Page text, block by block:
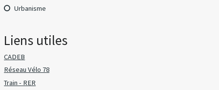
Urbanisme
Liens utiles
CADEB
Réseau Vélo 78
Train - RER